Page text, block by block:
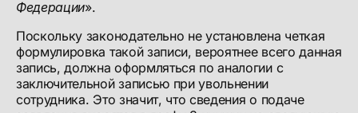
Федерации».
Поскольку законодательно не установлена четкая
формулировка такой записи, вероятнее всего данная
запись, должна оформляться по аналогии с
заключительной записью при увольнении
сотрудника. Это значит, что сведения о подаче